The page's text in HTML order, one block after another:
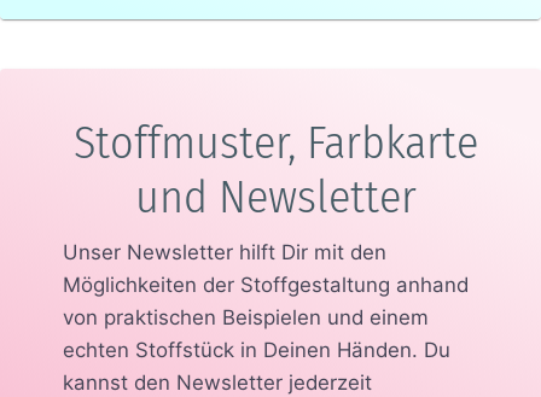
Stoffmuster, Farbkarte
und Newsletter
Unser Newsletter hilft Dir mit den
Möglichkeiten der Stoffgestaltung anhand
von praktischen Beispielen und einem
echten Stoffstück in Deinen Händen. Du
kannst den Newsletter jederzeit